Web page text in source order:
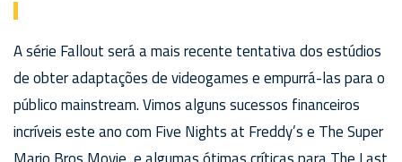
A série Fallout será a mais recente tentativa dos estúdios
de obter adaptações de videogames e empurrá-las para o
público mainstream. Vimos alguns sucessos financeiros
incríveis este ano com Five Nights at Freddy’s e The Super